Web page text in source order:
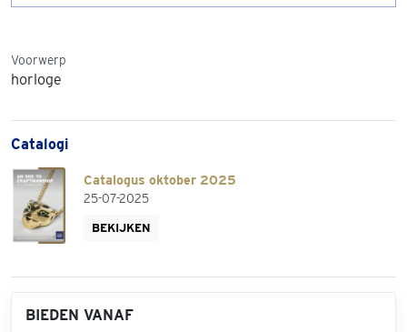
Voorwerp
horloge
Catalogi
Catalogus oktober 2025
25-07-2025
BEKIJKEN
BIEDEN VANAF